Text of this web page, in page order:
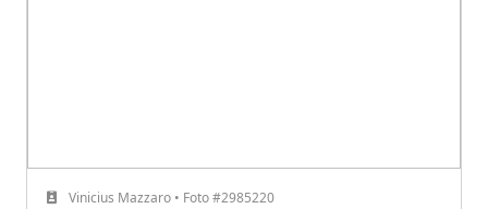
Vinicius Mazzaro • Foto #2985220